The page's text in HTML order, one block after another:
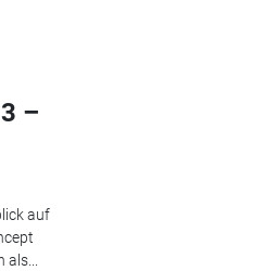
–
auf